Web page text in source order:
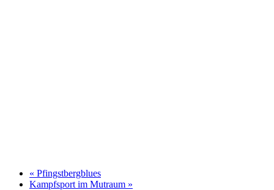
« Pfingstbergblues
Kampfsport im Mutraum »